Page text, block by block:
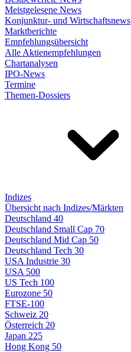
Meistgelesene News
Konjunktur- und Wirtschaftsnews
Marktberichte
Empfehlungsübersicht
Alle Aktienempfehlungen
Chartanalysen
IPO-News
Termine
Themen-Dossiers
Indizes
Übersicht nach Indizes/Märkten
Deutschland 40
Deutschland Small Cap 70
Deutschland Mid Cap 50
Deutschland Tech 30
USA Industrie 30
USA 500
US Tech 100
Eurozone 50
FTSE-100
Schweiz 20
Österreich 20
Japan 225
Hong Kong 50